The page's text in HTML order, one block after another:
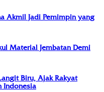
Akmil Jadi Pemimpin yang
Material Jembatan Demi
Biru, Ajak Rakyat
Indonesia